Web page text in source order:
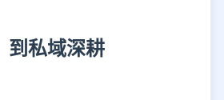
到私域深耕